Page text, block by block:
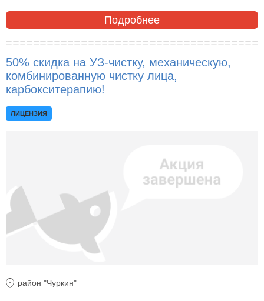
Подробнее
50% скидка на УЗ-чистку, механическую,
комбинированную чистку лица,
карбокситерапию!
ЛИЦЕНЗИЯ
район "Чуркин"